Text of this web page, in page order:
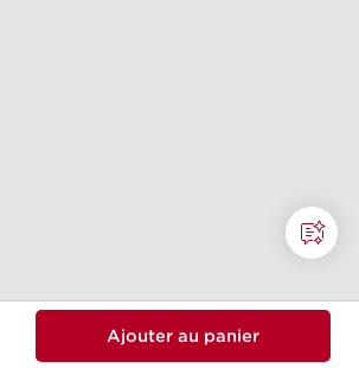
Ajouter au panier